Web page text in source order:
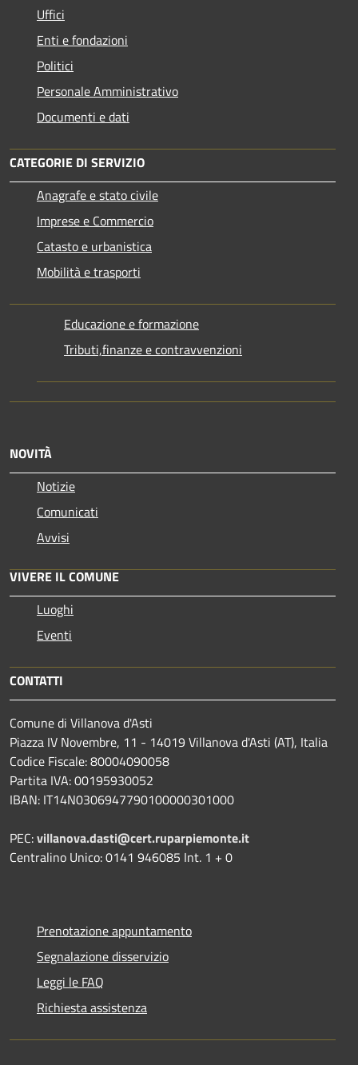
Uffici
Enti e fondazioni
Politici
Personale Amministrativo
Documenti e dati
CATEGORIE DI SERVIZIO
Anagrafe e stato civile
Imprese e Commercio
Catasto e urbanistica
Mobilità e trasporti
Educazione e formazione
Tributi,finanze e contravvenzioni
NOVITÀ
Notizie
Comunicati
Avvisi
VIVERE IL COMUNE
Luoghi
Eventi
CONTATTI
Comune di Villanova d'Asti
Piazza IV Novembre, 11 - 14019 Villanova d'Asti (AT), Italia
Codice Fiscale: 80004090058
Partita IVA: 00195930052
IBAN: IT14N0306947790100000301000
PEC:villanova.dasti@cert.ruparpiemonte.it
Centralino Unico: 0141 946085 Int. 1 + 0
Prenotazione appuntamento
Segnalazione disservizio
Leggi le FAQ
Richiesta assistenza